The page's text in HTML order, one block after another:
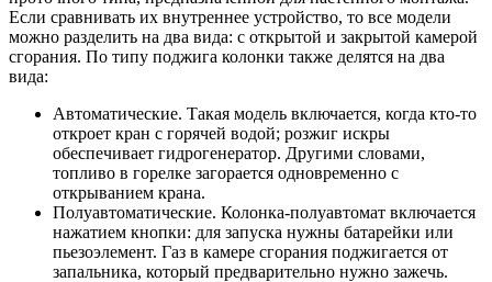
Если сравнивать их внутреннее устройство, то все модели
можно разделить на два вида: с открытой и закрытой камерой
сгорания. По типу поджига колонки также делятся на два
вида:
Автоматические. Такая модель включается, когда кто-то
откроет кран с горячей водой; розжиг искры
обеспечивает гидрогенератор. Другими словами,
топливо в горелке загорается одновременно с
открыванием крана.
Полуавтоматические. Колонка-полуавтомат включается
нажатием кнопки: для запуска нужны батарейки или
пьезоэлемент. Газ в камере сгорания поджигается от
запальника, который предварительно нужно зажечь.